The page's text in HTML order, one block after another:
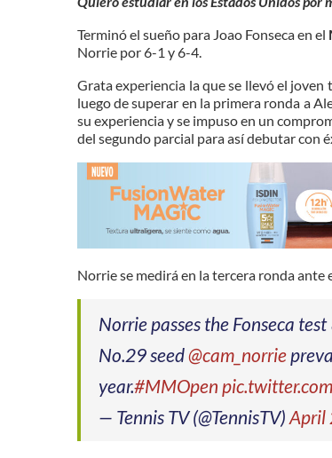
Terminó el sueño para Joao Fonseca en el
Norrie por 6-1 y 6-4.
Grata experiencia la que se llevó el
luego de superar en la primera ronda a
su experiencia y se impuso en un
del segundo parcial para así debutar con
Norrie se medirá en la tercera ronda
Norrie passes the Fonseca test
No.29 seed@cam_norrie
year.#MMOpen
— Tennis TV (@TennisTV) April